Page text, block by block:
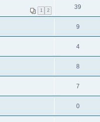
1 2 39
9
4
8
7
0